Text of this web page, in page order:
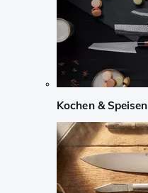
Kochen & Speisen